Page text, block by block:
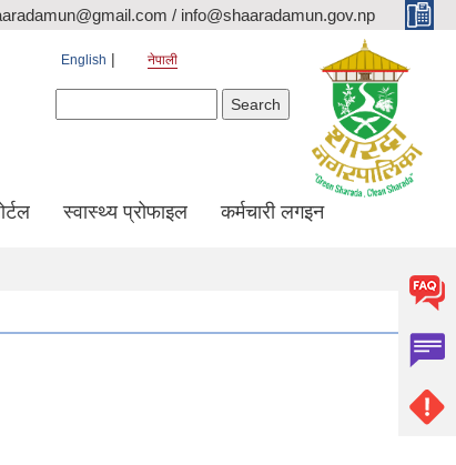
/ info@shaaradamun.gov.np
English नेपाली
स्वास्थ्य प्रोफाइल कर्मचारी लगइन